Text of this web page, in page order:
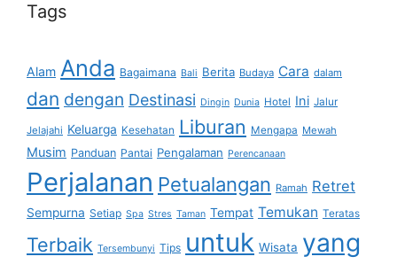
Tags
Alam Anda Bagaimana Bali Berita Budaya Cara dalam
dan dengan Destinasi Dingin Dunia Hotel Ini Jalur
Jelajahi Keluarga Kesehatan Liburan Mengapa Mewah
Musim Panduan Pantai Pengalaman Perencanaan
Perjalanan Petualangan Ramah Retret
Sempurna Setiap Spa Stres Taman Tempat Temukan Teratas
Terbaik Tersembunyi Tips untuk Wisata yang